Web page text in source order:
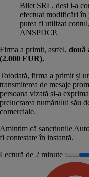
Bilet SRL, deși i-a
efectuat modificări în
putea fi utilizat
ANSPDCP.
Firma a primit, astfel, două
(2.000 EUR).
Totodată, firma a primit și
transmiterea de mesaje
persoana vizată și-a
prelucrarea numărului său
comerciale.
Amintim că sancțiunile
fi contestate în instanță.
Lectură de 2 minute